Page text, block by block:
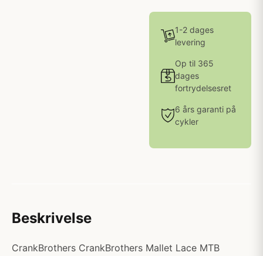
1-2 dages
levering
Op til 365
dages
fortrydelsesret
6 års garanti på
cykler
Beskrivelse
CrankBrothers CrankBrothers Mallet Lace MTB